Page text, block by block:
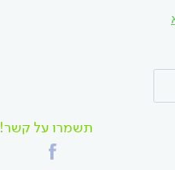
תשמרו על קשר!